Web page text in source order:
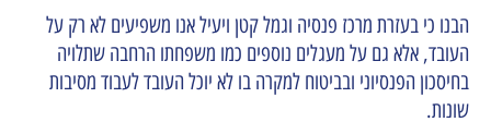
הבנו כי בעזרת מרכז פנסיה וגמל קטן ויעיל אנו משפיעים לא רק על
העובד, אלא גם על מעגלים נוספים כמו משפחתו הרחבה שתלויה
בחיסכון הפנסיוני ובביטוח למקרה בו לא יוכל העובד לעבוד מסיבות
שונות.